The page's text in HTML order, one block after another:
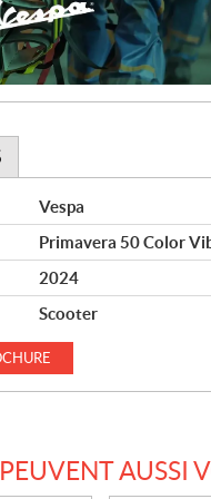
Vespa
Primavera 50 Color
2024
Scooter
AUSSI